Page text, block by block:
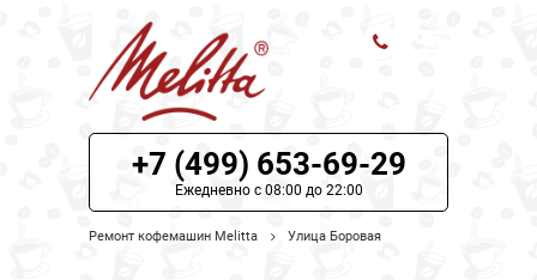
ЦЕНЫ НА РЕМОНТ
О СЕРВИСЕ
МОДЕЛИ MELITTA
+7 (499) 653-69-29
Ежедневно с 08:00 до 22:00
Ремонт кофемашин Melitta Улица Боровая